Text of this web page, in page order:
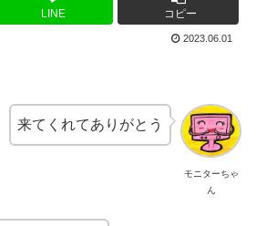
LINE コピー
2023.06.01
モニターちゃ
ん
来てくれてありがとう